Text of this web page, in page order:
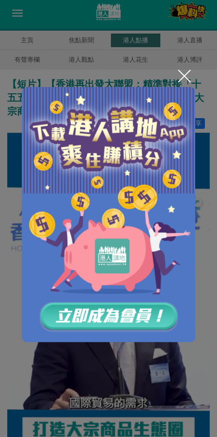
主頁 焦點新聞 港人點播 港人直播
有聲專欄 港人觀點 港人花生 港人博評
【短片】【香港再出發大聯盟：精準對接「十
五五」】打造大宗商品生態圈 董一岳：深耕大
宗商品市場，鞏固香港國際金融中心地位
分享
讚好 0